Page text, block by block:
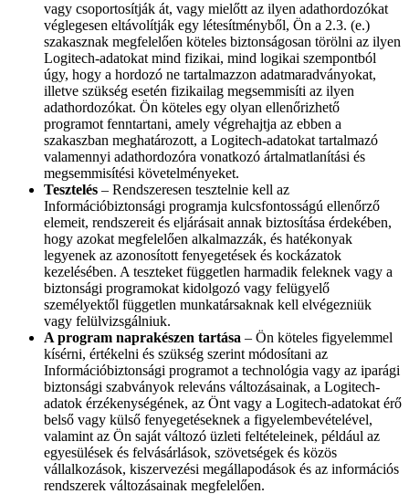
vagy csoportosítják át, vagy mielőtt az ilyen adathordozókat
véglegesen eltávolítják egy létesítményből, Ön a 2.3. (e.)
szakasznak megfelelően köteles biztonságosan törölni az ilyen
Logitech-adatokat mind fizikai, mind logikai szempontból
úgy, hogy a hordozó ne tartalmazzon adatmaradványokat,
illetve szükség esetén fizikailag megsemmisíti az ilyen
adathordozókat. Ön köteles egy olyan ellenőrizhető
programot fenntartani, amely végrehajtja az ebben a
szakaszban meghatározott, a Logitech-adatokat tartalmazó
valamennyi adathordozóra vonatkozó ártalmatlanítási és
megsemmisítési követelményeket.
Tesztelés – Rendszeresen tesztelnie kell az
Információbiztonsági programja kulcsfontosságú ellenőrző
elemeit, rendszereit és eljárásait annak biztosítása érdekében,
hogy azokat megfelelően alkalmazzák, és hatékonyak
legyenek az azonosított fenyegetések és kockázatok
kezelésében. A teszteket független harmadik feleknek vagy a
biztonsági programokat kidolgozó vagy felügyelő
személyektől független munkatársaknak kell elvégezniük
vagy felülvizsgálniuk.
A program naprakészen tartása – Ön köteles figyelemmel
kísérni, értékelni és szükség szerint módosítani az
Információbiztonsági programot a technológia vagy az iparági
biztonsági szabványok releváns változásainak, a Logitech-
adatok érzékenységének, az Önt vagy a Logitech-adatokat érő
belső vagy külső fenyegetéseknek a figyelembevételével,
valamint az Ön saját változó üzleti feltételeinek, például az
egyesülések és felvásárlások, szövetségek és közös
vállalkozások, kiszervezési megállapodások és az információs
rendszerek változásainak megfelelően.